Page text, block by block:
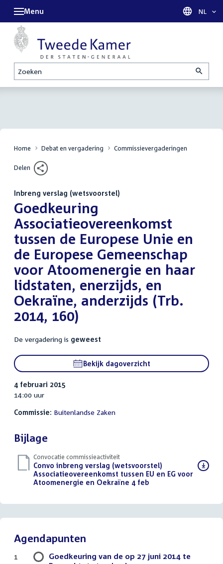
Zoeken
Menu Taal
NL
Home Debat en vergadering Commissievergaderingen
Delen
Inbreng verslag (wetsvoorstel)
:Goedkeuring
Associatieovereenkomst
tussen de Europese Unie en
de Europese Gemeenschap
voor Atoomenergie en haar
lidstaten, enerzijds, en
Oekraïne, anderzijds (Trb.
2014, 160)
De vergadering is geweest
Bekijk dagoverzicht
4 februari 2015
14:00 uur
Commissie: Buitenlandse Zaken
Bijlage
Convocatie commissieactiviteit
Download
bestand:
Convo inbreng verslag (wetsvoorstel)
Associatieovereenkomst tussen EU en EG voor
Atoomenergie en Oekraïne 4 feb(PDF)
Agendapunten
Goedkeuring van de op 27 juni 2014 te
1